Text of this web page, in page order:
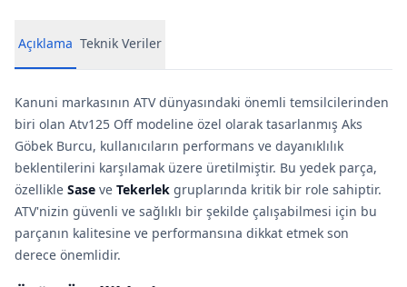
Açıklama Teknik Veriler
Kanuni markasının ATV dünyasındaki önemli temsilcilerinden
biri olan Atv125 Off modeline özel olarak tasarlanmış Aks
Göbek Burcu, kullanıcıların performans ve dayanıklılık
beklentilerini karşılamak üzere üretilmiştir. Bu yedek parça,
özellikle Sase ve Tekerlek gruplarında kritik bir role sahiptir.
ATV'nizin güvenli ve sağlıklı bir şekilde çalışabilmesi için bu
parçanın kalitesine ve performansına dikkat etmek son
derece önemlidir.